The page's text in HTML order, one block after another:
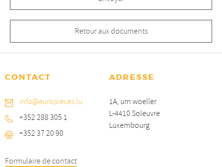
Retour aux documents
CONTACT
info@europieces.lu
+352 288 305 1
+352 37 20 90
Formulaire de contact
ADRESSE
1A, um woeller
L-4410 Soleuvre
Luxembourg